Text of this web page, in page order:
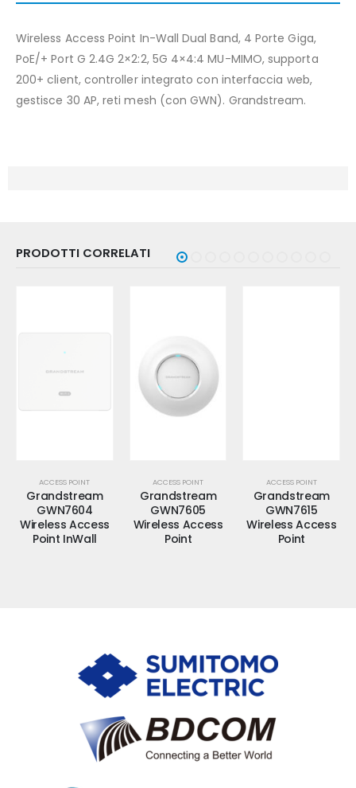
Wireless Access Point In-Wall Dual Band, 4 Porte Giga,
PoE/+ Port G 2.4G 2×2:2, 5G 4×4:4 MU-MIMO, supporta
200+ client, controller integrato con interfaccia web,
gestisce 30 AP, reti mesh (con GWN). Grandstream.
PRODOTTI CORRELATI
ACCESS POINT
Grandstream
GWN7604
Wireless Access
Point InWall
ACCESS POINT
Grandstream
GWN7605
Wireless Access
Point
ACCESS POINT
Grandstream
GWN7615
Wireless Access
Point